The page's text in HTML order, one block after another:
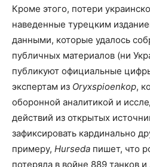
Кроме этого, потери
наведенные турецким
данными, которые удалось
публичных материалов (ни
публикуют официальные
экспертам из Oryxspioenkop,
оборонной аналитикой и
действий из открытых
зафиксировать кардинально
примеру, Hurseda пишет, что
потеряла в войне 889 танков